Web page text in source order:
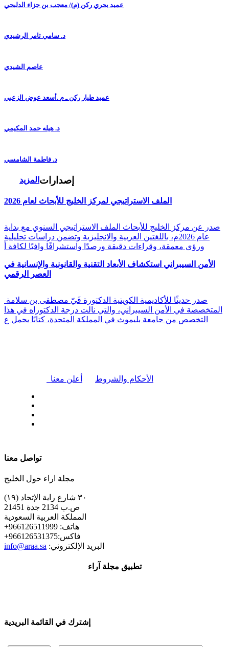
عميد بحري ركن (م)/ معجب بن جزاء الدلبحي
د. سامي ثامر الرشيدي
عاصم الشيدي
عميد طيار ركن ـ م .أسعد عوض الزعبي
د. هيله حمد المكيمي
د. فاطمة الشامسي
المزيد إصدارات
الملف الاستراتيجي لمركز الخليج للأبحاث لعام 2026
صدر عن مركز الخليج للأبحاث الملف الاستراتيجي السنوي مع بداية
عام 2026م، باللغتين العربية والانجليزية وتضمن دراسات تحليلية
ورؤى معمقة، وقراءات دقيقة ورصدًا واستشرافًا وافيًا لكافة أ
الأمن السيبراني استكشاف الأبعاد التقنية والقانونية والإنسانية في
العصر الرقمي
المتخصصة في الأمن السيبراني، والتي نالت درجة الدكتوراه في هذا
التخصص من جامعة بليموث في المملكة المتحدة، كتابًا يحمل ع
أعلن معنا الأحكام والشروط
تواصل معنا
مجلة اراء حول الخليج
٣٠ شارع راية الإتحاد (١٩)
ص.ب 2134 جدة 21451
المملكة العربية السعودية
+هاتف: 966126511999
+فاكس:966126531375
info@araa.sa :البريد الإلكتروني
تطبيق مجلة آراء
إشترك في القائمة البريدية